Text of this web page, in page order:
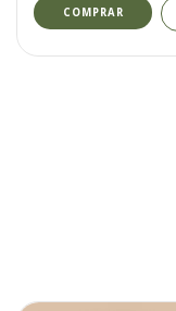
COMPRAR